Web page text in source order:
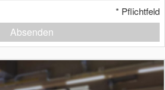
* Pflichtfeld
Absenden